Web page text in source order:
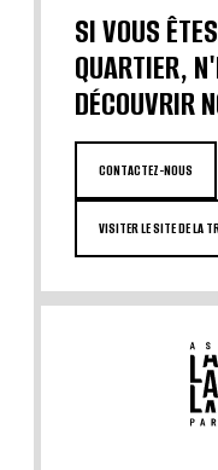
SI VOUS
QUARTIER,
DÉCOUVRIR
CONTACTEZ-NOUS
VISITER LE SITE DE LA